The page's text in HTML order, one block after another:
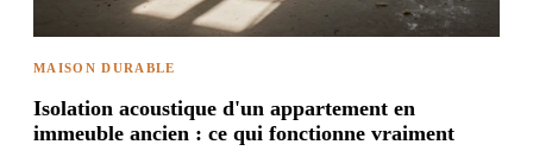
MAISON DURABLE
Isolation acoustique d'un appartement en
immeuble ancien : ce qui fonctionne vraiment